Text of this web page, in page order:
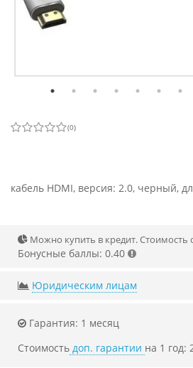
(0)
кабель HDMI, версия: 2.0, черный,
Можно купить в кредит. Стоимость
Бонусные баллы: 0.40
Юридическим лицам
Гарантия: 1 месяц
Стоимость доп. гарантии на 1 год: